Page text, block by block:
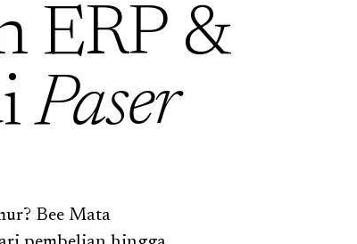
ERP &
Paser
Bee Mata